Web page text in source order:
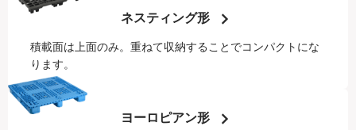
ネスティング形
積載面は上面のみ。重ねて収納することでコンパクトにな
ります。
ヨーロピアン形